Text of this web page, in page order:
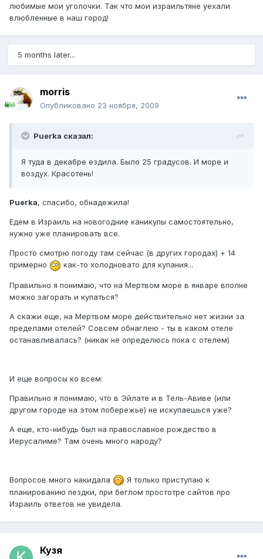
любимые мои уголочки. Так что мои израильтяне уехали
влюбленные в наш город!
5 months later...
morris
Опубликовано 23 ноября, 2009
Puerka сказал:
Я туда в декабре ездила. Было 25 градусов. И море и
воздух. Красотень!
Puerka, спасибо, обнадежила!
Едем в Израиль на новогодние каникулы самостоятельно,
нужно уже планировать все.
Просто смотрю погоду там сейчас (в других городах) + 14
примерно
как-то холодновато для купания...
Правильно я понимаю, что на Мертвом море в январе вполне
можно загорать и купаться?
А скажи еще, на Мертвом море действительно нет жизни за
пределами отелей? Совсем обнаглею - ты в каком отеле
останавливалась? (никак не определюсь пока с отелем)
И еще вопросы ко всем:
Правильно я понимаю, что в Эйлате и в Тель-Авиве (или
другом городе на этом побережье) не искупаешься уже?
А еще, кто-нибудь был на православное рождество в
Иерусалиме? Там очень много народу?
Вопросов много накидала
Я только приступаю к
планированию пездки, при беглом простотре сайтов про
Израиль ответов не увидела.
Кузя